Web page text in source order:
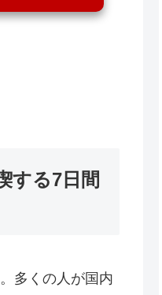
する7日間
多くの人が国内